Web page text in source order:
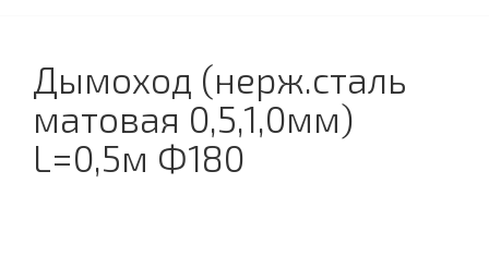
Дымоход (нерж.сталь
матовая 0,5,1,0мм)
L=0,5м Ф180